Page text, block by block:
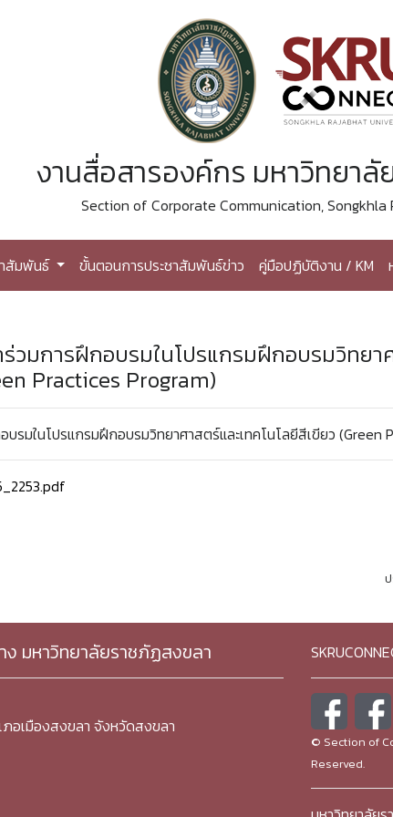
งานสื่อสารองค์กร มหาวิทยา
Section of Corporate Communication, Songkhla
สัมพันธ์ ขั้นตอนการประชาสัมพันธ์ข่าว คู่มือปฏิบัติงาน / KM
วมการฝึกอบรมในโปรแกรมฝึกอบรมวิทยา
Practices Program)
รมในโปรแกรมฝึกอบรมวิทยาศาสตร์และเทคโนโลยีสีเขียว (Green
มหาวิทยาลัยราชภัฏสงขลา
อเมืองสงขลา จังหวัดสงขลา
© Section of
Reserved.